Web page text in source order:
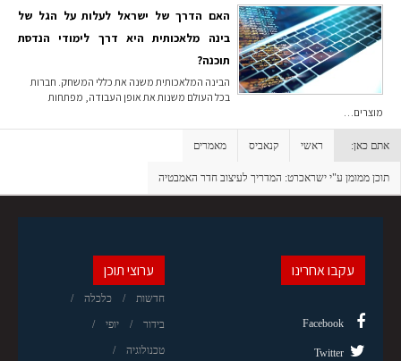
האם הדרך של ישראל לעלות על הגל של
בינה מלאכותית היא דרך לימודי הנדסת
תוכנה?
הבינה המלאכותית משנה את כללי המשחק. חברות
בכל העולם משנות את אופן העבודה, מפתחות
מוצרים…
אתם כאן: ראשי קנאביס מאמרים
תוכן ממומן ע"י ישראכרט: המדריך לעיצוב חדר האמבטיה
ערוצי תוכן
חדשות כלכלה
בידור יופי
טכנולוגיה
עקבו אחרינו
Facebook
Twitter